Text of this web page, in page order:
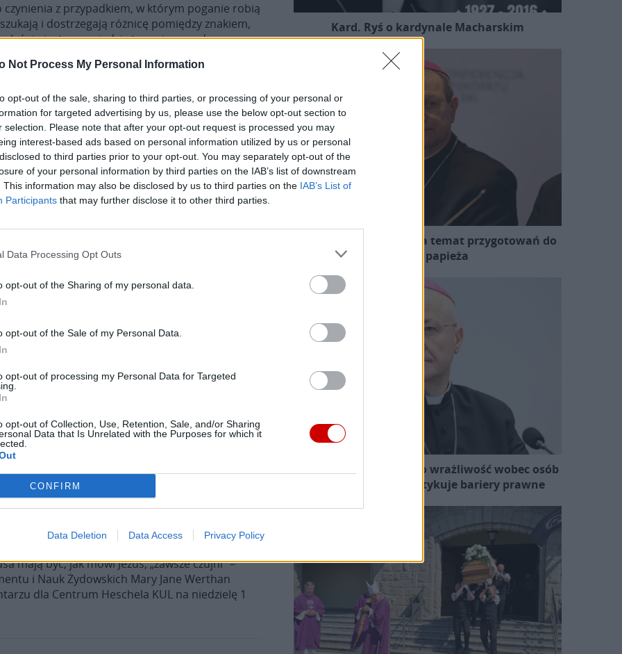
Not Process My Personal Information
opt-out of the sale, sharing to third parties, or processing of your personal or
for targeted advertising by us, please use the below opt-out section to
selection. Please note that after your opt-out request is processed you may
interest-based ads based on personal information utilized by us or personal
to third parties prior to your opt-out. You may separately opt-out of the
of your personal information by third parties on the IAB’s list of downstream
This information may also be disclosed by us to third parties on the IAB’s List of
Participants that may further disclose it to other third parties.
Data Processing Opt Outs
opt-out of the Sharing of my personal data.
opt-out of the Sale of my Personal Data.
opt-out of processing my Personal Data for Targeted
opt-out of Collection, Use, Retention, Sale, and/or Sharing
Data that Is Unrelated with the Purposes for which it
CONFIRM
Data Deletion Data Access Privacy Policy
z przypadkiem, w którym poganie robią
i dostrzegają różnicę pomiędzy znakiem,
jest zapowiedzią tego, że narody
dla Centrum Heschela KUL dr Faydra
Chrześcijańskich.
nadzieję
już po raz trzeci goszczą razem na Katolickim
dialogu katolicko-żydowskiego, którego
II” – podkreślił rektor KUL, ks. prof. Mirosław
Światła Pokoju i Świateł Chanuki.
Lubelskiego Jana Pawła II”.
Maryi
który na głos Boga wyruszył w podróż
jego oczekiwania. Maryja wyrusza więc z
człowiek. Dziewczyna z Nazaretu z
się z nią swoją radością i być dla niej pomocą
Judyta Jolanta Pudełko PDDM, prof. AKW, w
22 grudnia.
nie promują końca
nie promuje końca świata, ale
mają być, jak mówi Jezus, „zawsze czujni” –
i Nauk Żydowskich Mary Jane Werthan
dla Centrum Heschela KUL na niedzielę 1
Kard. Ryś o kardynale Macharskim
Przewodniczący KEP na temat przygotowań do
wizyty papieża
Biskup Ważny apeluje o wrażliwość wobec osób
skrzywdzonych i krytykuje bariery prawne